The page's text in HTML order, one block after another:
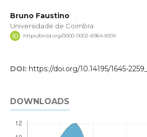
Bruno Faustino
Universidade de Coimbra
https://orcid.org/0000-0002-6964-810X
DOI: https://doi.org/10.14195/1645-
DOWNLOADS